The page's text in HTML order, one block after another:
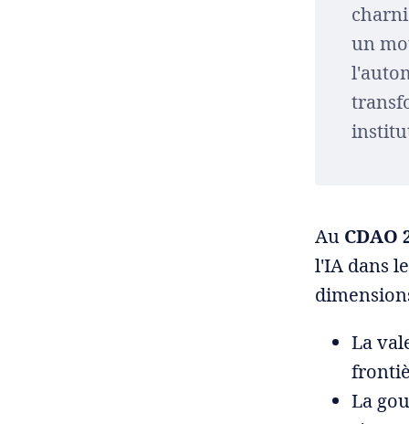
un
Au CDAO
l'IA dans
La
La